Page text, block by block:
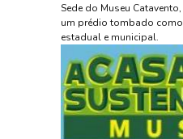
Sede do Museu
um prédio tombado
estadual e municipal.